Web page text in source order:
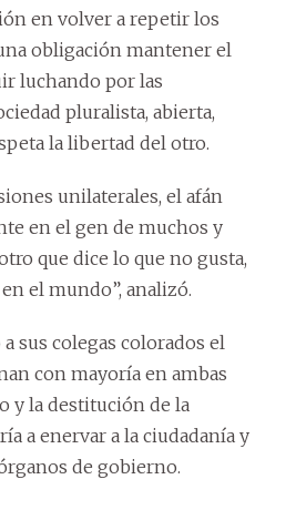
en volver a repetir los
obligación mantener el
luchando por las
pluralista, abierta,
la libertad del otro.
unilaterales, el afán
en el gen de muchos y
que dice lo que no gusta,
el mundo”, analizó.
sus colegas colorados el
con mayoría en ambas
y la destitución de la
a enervar a la ciudadanía y
de gobierno.